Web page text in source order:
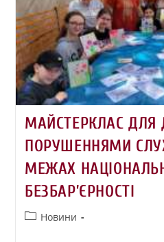
МАЙСТЕРКЛАС ДЛЯ
ПОРУШЕННЯМИ
МЕЖАХ
БЕЗБАР’ЄРНОСТІ
Новини